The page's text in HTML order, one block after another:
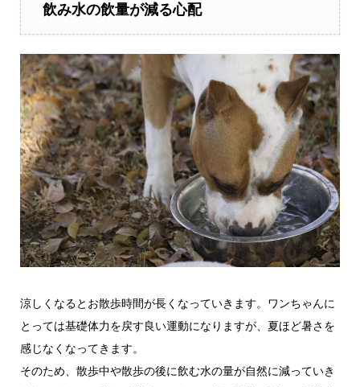
飲み水の飲量が減る心配
涼しくなるとお散歩時間が長くなっていきます。ワンちゃんに
とっては基礎体力を戻す良い運動になりますが、夏ほど暑さを
感じなくなってきます。
そのため、散歩中や散歩の後に飲む水の量が自然に減っていき